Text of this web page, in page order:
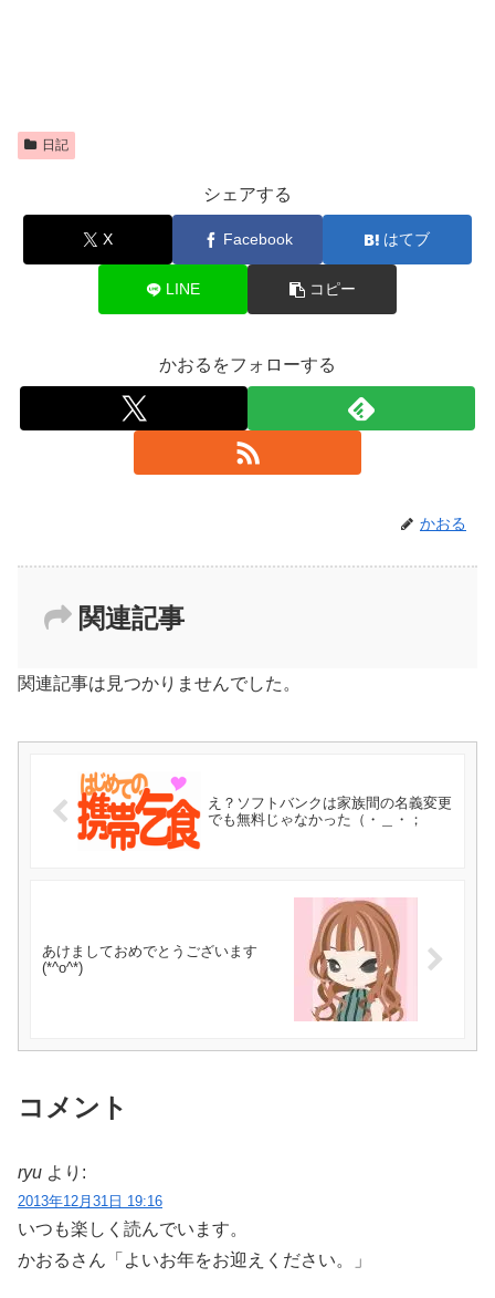
日記
シェアする
X Facebook はてブ
LINE コピー
かおるをフォローする
かおる
関連記事
関連記事は見つかりませんでした。
え？ソフトバンクは家族間の名義変更
でも無料じゃなかった（・＿・；
あけましておめでとうございます
(*^o^*)
コメント
ryu より:
2013年12月31日 19:16
いつも楽しく読んでいます。
かおるさん「よいお年をお迎えください。」